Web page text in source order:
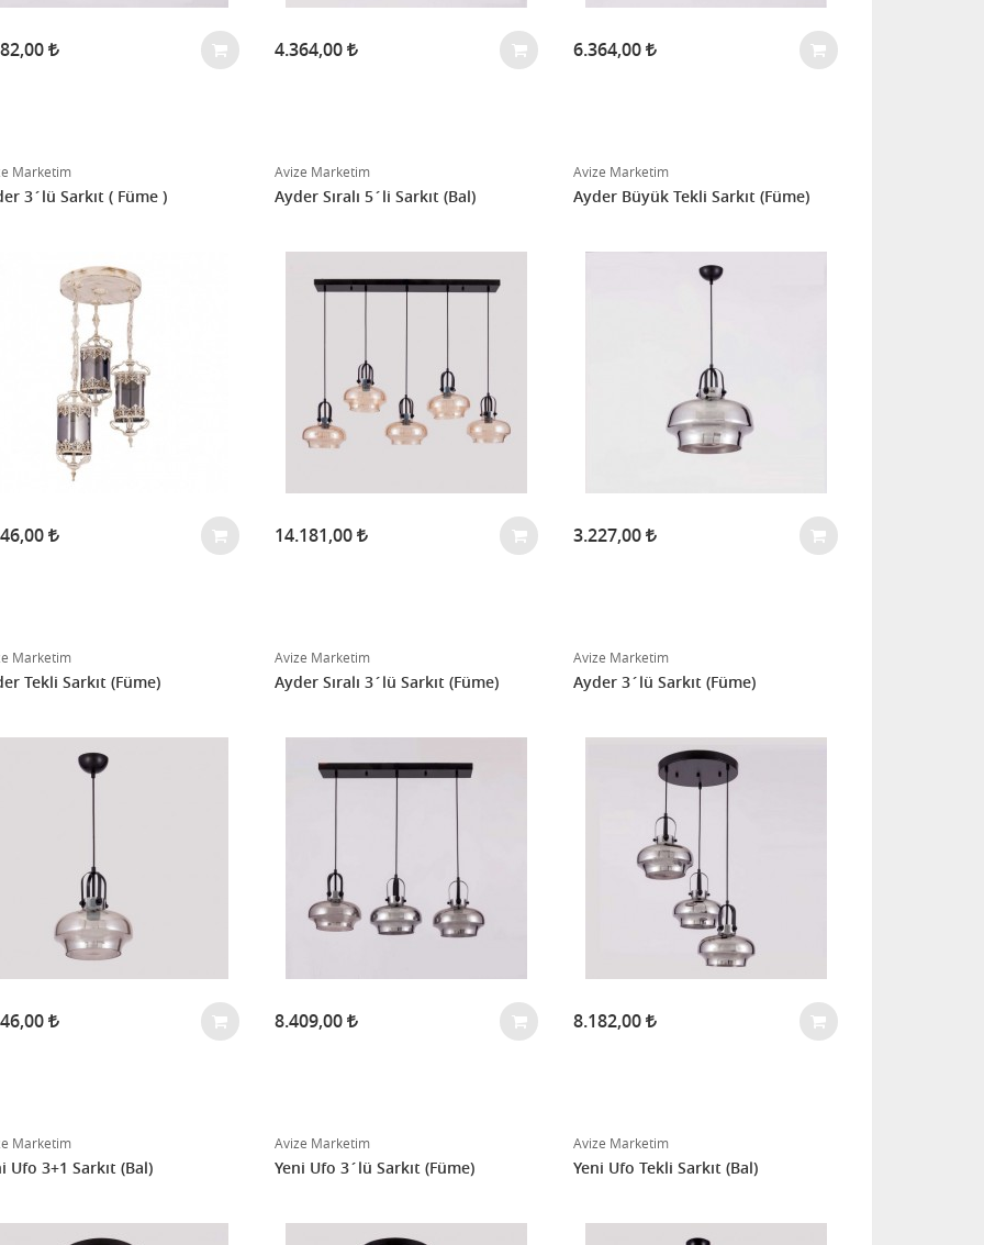
4.364,00 6.364,00
Marketim
3´lü Sarkıt ( Füme )
Avize Marketim
Ayder Sıralı 5´li Sarkıt (Bal)
14.181,00
Avize Marketim
Ayder Büyük Tekli Sarkıt (Füme)
3.227,00
Marketim
Tekli Sarkıt (Füme)
Avize Marketim
Ayder Sıralı 3´lü Sarkıt (Füme)
8.409,00
Avize Marketim
Ayder 3´lü Sarkıt (Füme)
8.182,00
Marketim
Ufo 3+1 Sarkıt (Bal)
Avize Marketim
Yeni Ufo 3´lü Sarkıt (Füme)
Avize Marketim
Yeni Ufo Tekli Sarkıt (Bal)